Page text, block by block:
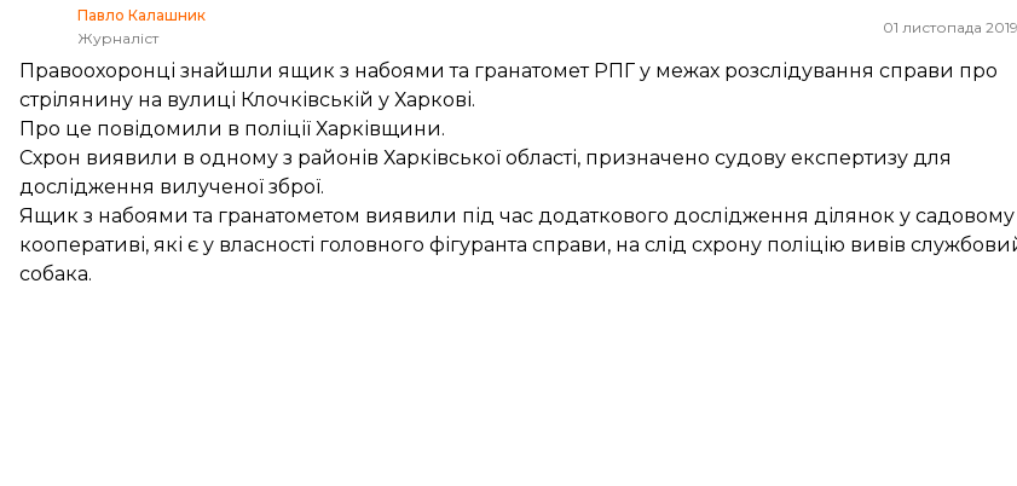
Павло Калашник
Журналіст
01 листопада 2019
Правоохоронці знайшли ящик з набоями та гранатомет РПГ у межах розслідування справи про
стрілянину на вулиці Клочківській у Харкові.
Про це повідомили в поліції Харківщини.
Схрон виявили в одному з районів Харківської області, призначено судову експертизу для
дослідження вилученої зброї.
Ящик з набоями та гранатометом виявили під час додаткового дослідження ділянок у садовому
кооперативі, які є у власності головного фігуранта справи, на слід схрону поліцію вивів
собака.